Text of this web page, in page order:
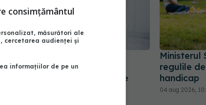
schimbă regulile pentru
consultațiile medicale. Ce se
Ministerul
regulile
handicap
04 aug 2026,
consimțământul
măsurători ale
cercetarea audienței și
informațiilor de pe un